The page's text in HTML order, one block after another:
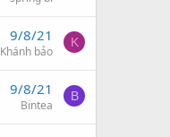
9/8/21
Khánh bảo
K
9/8/21
Bintea
B